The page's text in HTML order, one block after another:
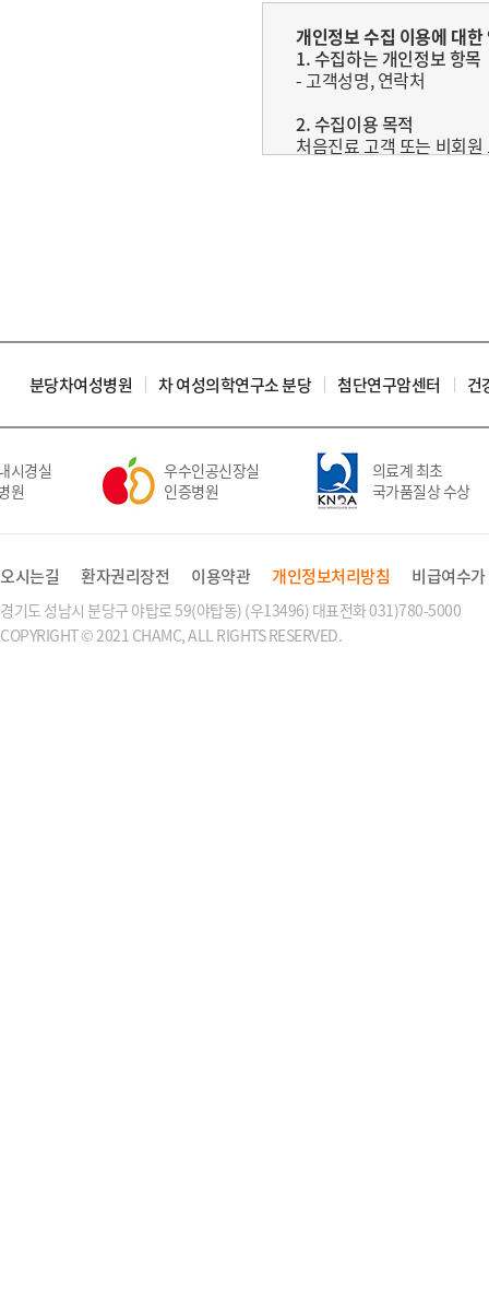
개인정보 수집 이용에 대한
1. 수집하는 개인정보 항목
- 고객성명, 연락처
2. 수집이용 목적
처음진료 고객 또는 비회
분당차여성병원 차 여성의학연구소 분당 첨단연구암센터 건
경실
원
우수인공신장실
인증병원
의료계 최초
국가품질상 수상
오시는길 환자권리장전 이용약관 개인정보처리방침 비급여수가
경기도 성남시 분당구 야탑로 59(야탑동) (우13496) 대표전화 031)780-5000
COPYRIGHT © 2021 CHAMC, ALL RIGHTS RESERVED.